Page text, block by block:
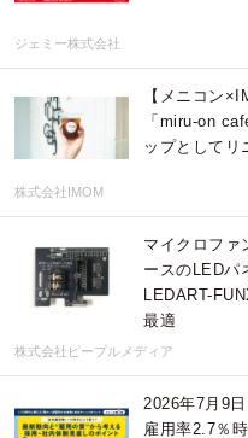
ジェミー株式会社
【メニコン
「miru-on
ップとしてリ
株式会社IMOM
マイクロファ
ースのLEDパ
LEDART-
最適
株式会社ピープルメディア
2026年7月9
雇用率2.7％